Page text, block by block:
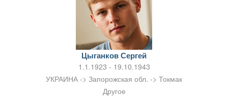
Цыганков Сергей
1.1.1923 - 19.10.1943
УКРАИНА -> Запорожская обл. -> Токмак
Другое